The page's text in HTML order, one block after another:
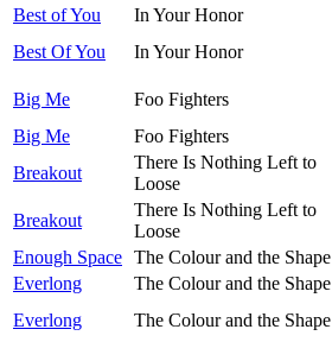
Best of You
In Your Honor
Best Of You
In Your Honor
Big Me
Foo Fighters
Big Me
Foo Fighters
Breakout
There Is Nothing Left to
Loose
Breakout
There Is Nothing Left to
Loose
Enough Space The Colour and the Shape
Everlong
The Colour and the Shape
Everlong
The Colour and the Shape